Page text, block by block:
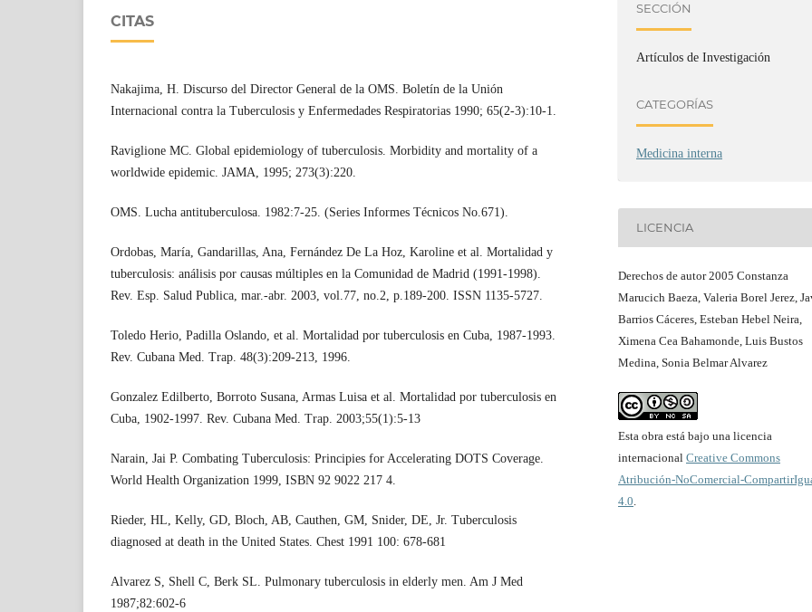
CITAS
Nakajima, H. Discurso del Director General de la OMS. Boletín de la Unión
Internacional contra la Tuberculosis y Enfermedades Respiratorias 1990; 65(2-3):10-1.
Raviglione MC. Global epidemiology of tuberculosis. Morbidity and mortality of a
worldwide epidemic. JAMA, 1995; 273(3):220.
OMS. Lucha antituberculosa. 1982:7-25. (Series Informes Técnicos No.671).
Ordobas, María, Gandarillas, Ana, Fernández De La Hoz, Karoline et al. Mortalidad y
tuberculosis: análisis por causas múltiples en la Comunidad de Madrid (1991-1998).
Rev. Esp. Salud Publica, mar.-abr. 2003, vol.77, no.2, p.189-200. ISSN 1135-5727.
Toledo Herio, Padilla Oslando, et al. Mortalidad por tuberculosis en Cuba, 1987-1993.
Rev. Cubana Med. Trap. 48(3):209-213, 1996.
Gonzalez Edilberto, Borroto Susana, Armas Luisa et al. Mortalidad por tuberculosis en
Cuba, 1902-1997. Rev. Cubana Med. Trap. 2003;55(1):5-13
Narain, Jai P. Combating Tuberculosis: Principies for Accelerating DOTS Coverage.
World Health Organization 1999, ISBN 92 9022 217 4.
Rieder, HL, Kelly, GD, Bloch, AB, Cauthen, GM, Snider, DE, Jr. Tuberculosis
diagnosed at death in the United States. Chest 1991 100: 678-681
Alvarez S, Shell C, Berk SL. Pulmonary tuberculosis in elderly men. Am J Med
1987;82:602-6
SECCIÓN
Artículos de Investigación
CATEGORÍAS
Medicina interna
LICENCIA
Derechos de autor 2005 Constanza
Marucich Baeza, Valeria Borel Jerez,
Barrios Cáceres, Esteban Hebel Neira,
Ximena Cea Bahamonde, Luis Bustos
Medina, Sonia Belmar Alvarez
Esta obra está bajo una licencia
internacional Creative Commons
Atribución-NoComercial-
4.0